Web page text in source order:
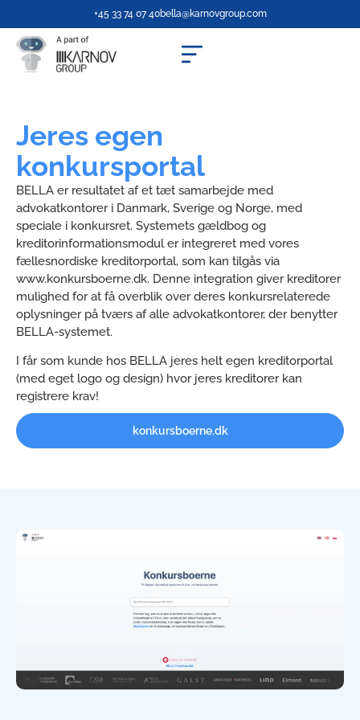
+45 33 74 07 40bella@karnovgroup.com
Jeres egen
konkursportal
BELLA er resultatet af et tæt samarbejde med
advokatkontorer i Danmark, Sverige og Norge, med
speciale i konkursret. Systemets gældbog og
kreditorinformationsmodul er integreret med vores
fællesnordiske kreditorportal, som kan tilgås via
www.konkursboerne.dk. Denne integration giver kreditorer
mulighed for at få overblik over deres konkursrelaterede
oplysninger på tværs af alle advokatkontorer, der benytter
BELLA-systemet.
I får som kunde hos BELLA jeres helt egen kreditorportal
(med eget logo og design) hvor jeres kreditorer kan
registrere krav!
konkursboerne.dk